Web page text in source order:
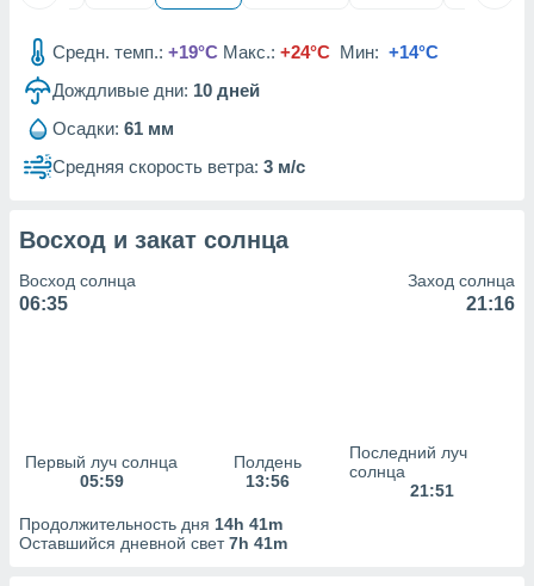
рекламы
сведения
1199
Средн. темп.: +19°C Макс.: +24°C Мин: +14°C
Дождливые дни: 10 дней
Осадки: 61 мм
Средняя скорость ветра: 3 м/с
Восход и закат солнца
Восход солнца
06:35
Заход солнца
21:16
Первый луч солнца
05:59
Полдень
13:56
Последний луч
солнца
21:51
Продолжительность дня 14h 41m
Оставшийся дневной свет7h 41m